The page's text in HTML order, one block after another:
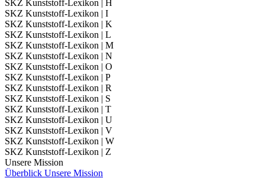
SKZ Kunststoff-Lexikon | H
SKZ Kunststoff-Lexikon | I
SKZ Kunststoff-Lexikon | K
SKZ Kunststoff-Lexikon | L
SKZ Kunststoff-Lexikon | M
SKZ Kunststoff-Lexikon | N
SKZ Kunststoff-Lexikon | O
SKZ Kunststoff-Lexikon | P
SKZ Kunststoff-Lexikon | R
SKZ Kunststoff-Lexikon | S
SKZ Kunststoff-Lexikon | T
SKZ Kunststoff-Lexikon | U
SKZ Kunststoff-Lexikon | V
SKZ Kunststoff-Lexikon | W
SKZ Kunststoff-Lexikon | Z
Unsere Mission
Überblick Unsere Mission